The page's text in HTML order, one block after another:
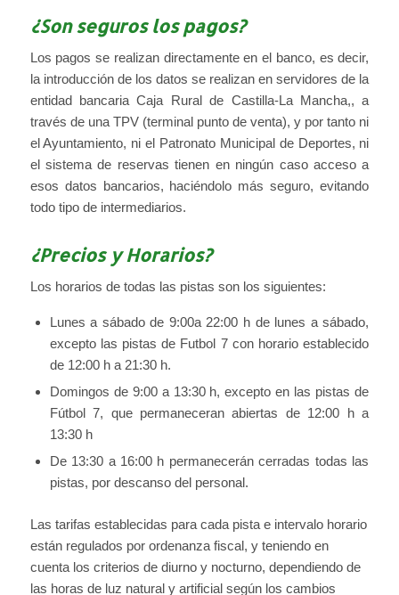
¿Son seguros los pagos?
Los pagos se realizan directamente en el banco, es decir,
la introducción de los datos se realizan en servidores de la
entidad bancaria Caja Rural de Castilla-La Mancha,, a
través de una TPV (terminal punto de venta), y por tanto ni
el Ayuntamiento, ni el Patronato Municipal de Deportes, ni
el sistema de reservas tienen en ningún caso acceso a
esos datos bancarios, haciéndolo más seguro, evitando
todo tipo de intermediarios.
¿Precios y Horarios?
Los horarios de todas las pistas son los siguientes:
Lunes a sábado de 9:00a 22:00 h de lunes a sábado,
excepto las pistas de Futbol 7 con horario establecido
de 12:00 h a 21:30 h.
Domingos de 9:00 a 13:30 h, excepto en las pistas de
Fútbol 7, que permaneceran abiertas de 12:00 h a
13:30 h
De 13:30 a 16:00 h permanecerán cerradas todas las
pistas, por descanso del personal.
Las tarifas establecidas para cada pista e intervalo horario
están regulados por ordenanza fiscal, y teniendo en
cuenta los criterios de diurno y nocturno, dependiendo de
las horas de luz natural y artificial según los cambios